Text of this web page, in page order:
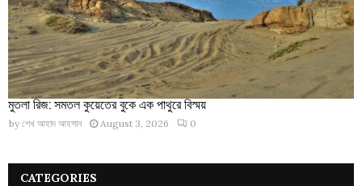
মুতলা রিজ: সমতল কুয়েতের বুকে এক পাথুরে বিস্ময়
by শেখ আহাদ আহসান August 3, 2026 0
CATEGORIES